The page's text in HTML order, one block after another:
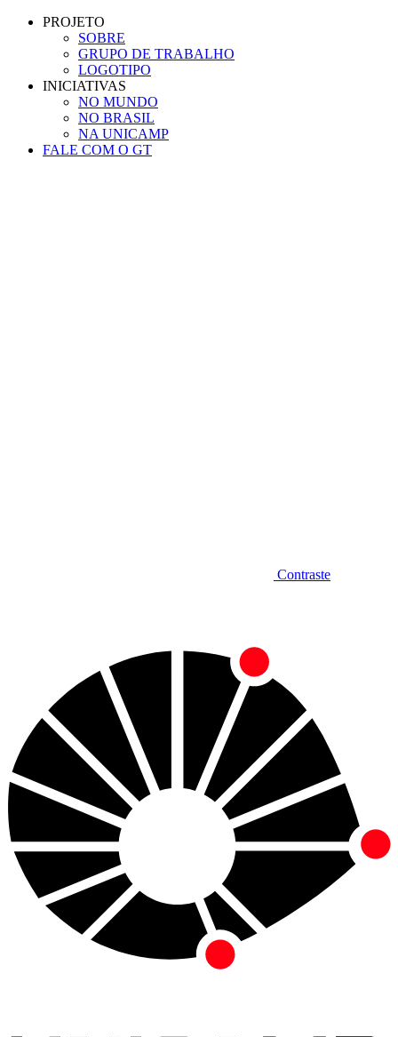
Conteúdo principal
PROJETO
SOBRE
GRUPO DE TRABALHO
LOGOTIPO
INICIATIVAS
NO MUNDO
NO BRASIL
NA UNICAMP
FALE COM O GT
Contraste